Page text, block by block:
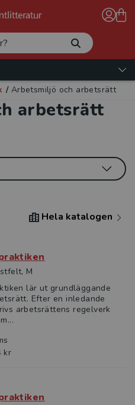
/ Arbetsmiljö och arbetsrätt
arbetsrätt
Hela katalogen
M
lär ut grundläggande
Efter en inledande
arbetsrättens regelverk
kr